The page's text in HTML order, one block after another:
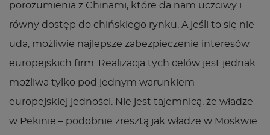
porozumienia z Chinami, które da nam uczciwy i
równy dostęp do chińskiego rynku. A jeśli to się nie
uda, możliwie najlepsze zabezpieczenie interesów
europejskich firm. Realizacja tych celów jest jednak
możliwa tylko pod jednym warunkiem –
europejskiej jedności. Nie jest tajemnicą, że władze
w Pekinie – podobnie zresztą jak władze w Moskwie